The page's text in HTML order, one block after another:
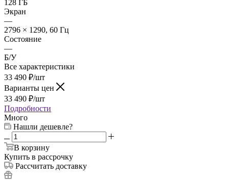
128 ГБ
Экран
—
2796 × 1290, 60 Гц
Состояние
—
Б/У
Все характеристики
33 490 ₽/шт
Варианты цен
33 490 ₽/шт
Подробности
Много
Нашли дешевле?
В корзину
Купить в рассрочку
Рассчитать доставку